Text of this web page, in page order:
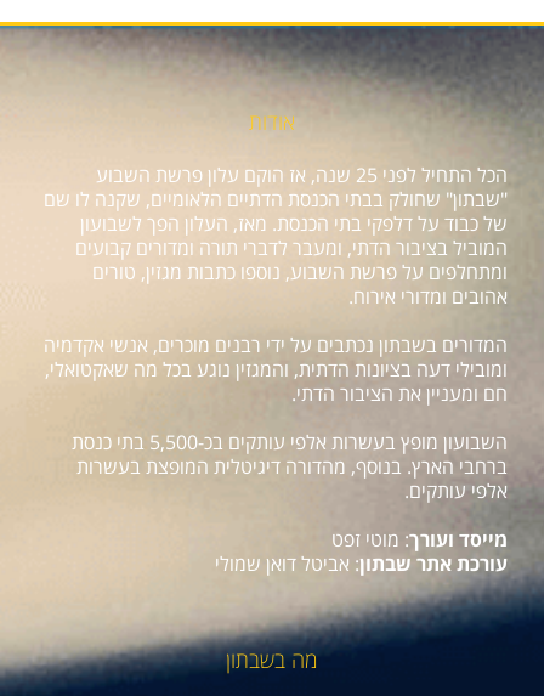
אודות
הכל התחיל לפני 25 שנה, אז הוקם עלון פרשת השבוע
"שבתון" שחולק בבתי הכנסת הדתיים הלאומיים, שקנה לו שם
של כבוד על דלפקי בתי הכנסת. מאז, העלון הפך לשבועון
המוביל בציבור הדתי, ומעבר לדברי תורה ומדורים קבועים
ומתחלפים על פרשת השבוע, נוספו כתבות מגזין, טורים
אהובים ומדורי אירוח.
המדורים בשבתון נכתבים על ידי רבנים מוכרים, אנשי אקדמיה
ומובילי דעה בציונות הדתית, והמגזין נוגע בכל מה שאקטואלי,
חם ומעניין את הציבור הדתי.
השבועון מופץ בעשרות אלפי עותקים בכ-5,500 בתי כנסת
ברחבי הארץ. בנוסף, מהדורה דיגיטלית המופצת בעשרות
אלפי עותקים.
מייסד ועורך: מוטי זפט
עורכת אתר שבתון: אביטל דואן שמולי
מה בשבתון